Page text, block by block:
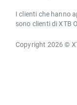
I clienti che hanno
sono clienti di XTB
Copyright 2026 ©